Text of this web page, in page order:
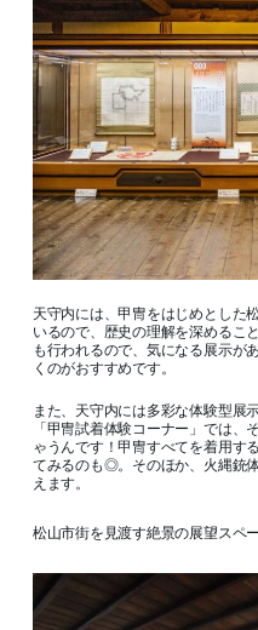
天守内には、甲冑をはじめとした
いるので、歴史の理解を深めるこ
も行われるので、気になる展示が
くのがおすすめです。
また、天守内には多彩な体験型展
「甲冑試着体験コーナー」では
ゃうんです！甲冑すべてを着用す
てみるのも◎。そのほか、火縄銃
えます。
松山市街を見渡す絶景の展望スペ